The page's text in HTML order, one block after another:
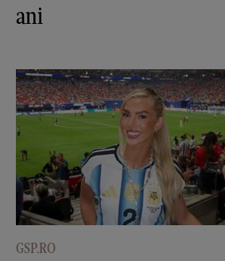
ani
GSP.RO